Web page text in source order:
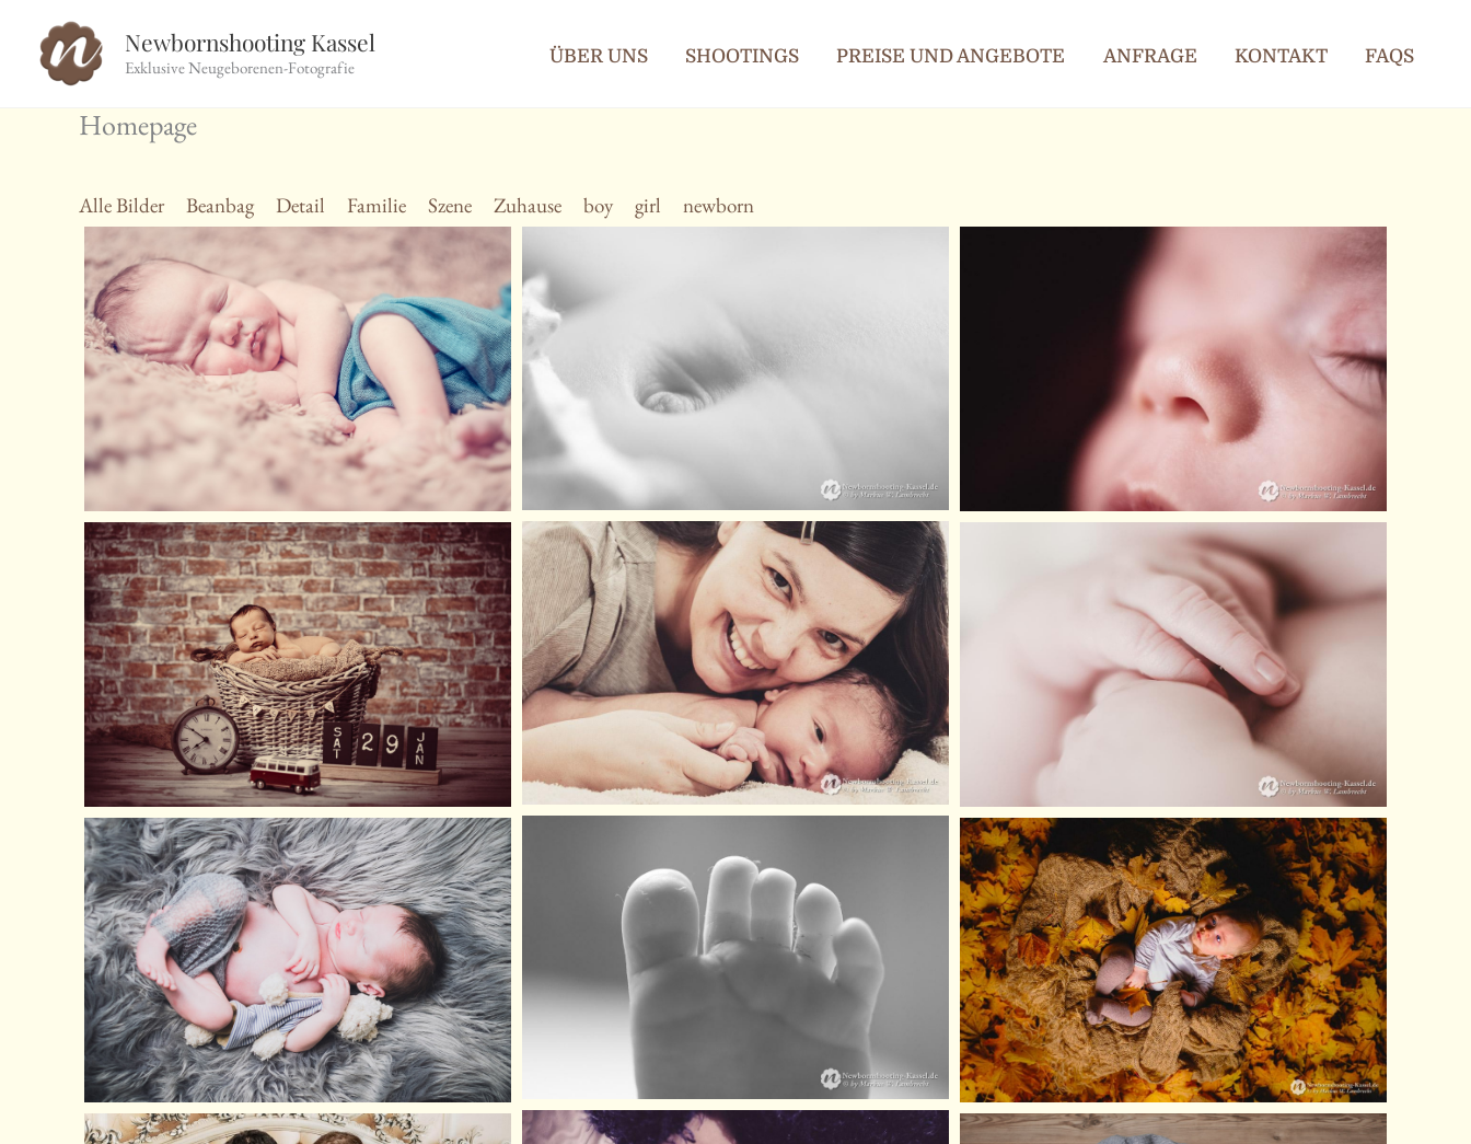
Inhalt
springen
Newbornshooting Kassel
Exklusive Neugeborenen-Fotografie ÜBER UNS SHOOTINGS PREISE UND ANGEBOTE ANFRAGE KONTAKT FAQS
Homepage
Alle Bilder Beanbag Detail Familie Szene Zuhause boy girl newborn